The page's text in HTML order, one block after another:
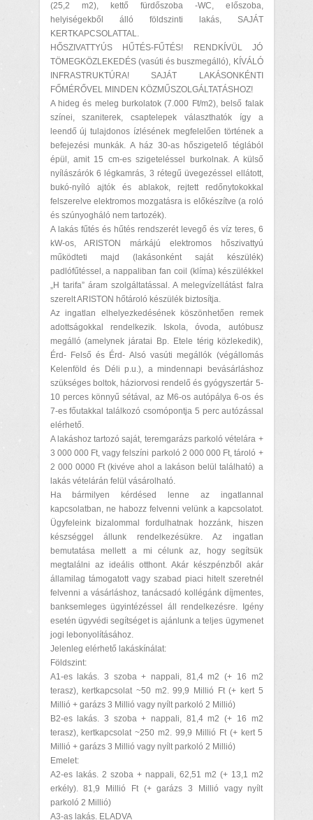
(25,2 m2), kettő fürdőszoba -WC, előszoba,
helyiségekből álló földszinti lakás, SAJÁT
KERTKAPCSOLATTAL.
HŐSZIVATTYÚS HŰTÉS-FŰTÉS! RENDKÍVÜL JÓ
TÖMEGKÖZLEKEDÉS (vasúti és buszmegálló), KÍVÁLÓ
INFRASTRUKTÚRA! SAJÁT LAKÁSONKÉNTI
FŐMÉRŐVEL MINDEN KÖZMŰSZOLGÁLTATÁSHOZ!
A hideg és meleg burkolatok (7.000 Ft/m2), belső falak
színei, szaniterek, csaptelepek választhatók így a
leendő új tulajdonos ízlésének megfelelően történek a
befejezési munkák. A ház 30-as hőszigetelő téglából
épül, amit 15 cm-es szigeteléssel burkolnak. A külső
nyílászárók 6 légkamrás, 3 rétegű üvegezéssel ellátott,
bukó-nyíló ajtók és ablakok, rejtett redőnytokokkal
felszerelve elektromos mozgatásra is előkészítve (a roló
és szúnyogháló nem tartozék).
A lakás fűtés és hűtés rendszerét levegő és víz teres, 6
kW-os, ARISTON márkájú elektromos hőszivattyú
működteti majd (lakásonként saját készülék)
padlófűtéssel, a nappaliban fan coil (klíma) készülékkel
„H tarifa” áram szolgáltatással. A melegvízellátást falra
szerelt ARISTON hőtároló készülék biztosítja.
Az ingatlan elhelyezkedésének köszönhetően remek
adottságokkal rendelkezik. Iskola, óvoda, autóbusz
megálló (amelynek járatai Bp. Etele térig közlekedik),
Érd- Felső és Érd- Alsó vasúti megállók (végállomás
Kelenföld és Déli p.u.), a mindennapi bevásárláshoz
szükséges boltok, háziorvosi rendelő és gyógyszertár 5-
10 perces könnyű sétával, az M6-os autópálya 6-os és
7-es főutakkal találkozó csomópontja 5 perc autózással
elérhető.
A lakáshoz tartozó saját, teremgarázs parkoló vételára +
3 000 000 Ft, vagy felszíni parkoló 2 000 000 Ft, tároló +
2 000 0000 Ft (kivéve ahol a lakáson belül található) a
lakás vételárán felül vásárolható.
Ha bármilyen kérdésed lenne az ingatlannal
kapcsolatban, ne habozz felvenni velünk a kapcsolatot.
Ügyfeleink bizalommal fordulhatnak hozzánk, hiszen
készséggel állunk rendelkezésükre. Az ingatlan
bemutatása mellett a mi célunk az, hogy segítsük
megtalálni az ideális otthont. Akár készpénzből akár
államilag támogatott vagy szabad piaci hitelt szeretnél
felvenni a vásárláshoz, tanácsadó kollégánk díjmentes,
banksemleges ügyintézéssel áll rendelkezésre. Igény
esetén ügyvédi segítséget is ajánlunk a teljes ügymenet
jogi lebonyolításához.
Jelenleg elérhető lakáskínálat:
Földszint:
A1-es lakás. 3 szoba + nappali, 81,4 m2 (+ 16 m2
terasz), kertkapcsolat ~50 m2. 99,9 Millió Ft (+ kert 5
Millió + garázs 3 Millió vagy nyílt parkoló 2 Millió)
B2-es lakás. 3 szoba + nappali, 81,4 m2 (+ 16 m2
terasz), kertkapcsolat ~250 m2. 99,9 Millió Ft (+ kert 5
Millió + garázs 3 Millió vagy nyílt parkoló 2 Millió)
Emelet:
A2-es lakás. 2 szoba + nappali, 62,51 m2 (+ 13,1 m2
erkély). 81,9 Millió Ft (+ garázs 3 Millió vagy nyílt
parkoló 2 Millió)
A3-as lakás. ELADVA